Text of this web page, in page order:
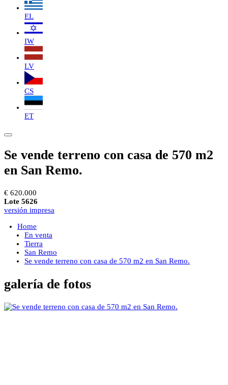
EL
IW
LV
CS
ET
Se vende terreno con casa de 570 m2
en San Remo.
€ 620.000
Lote 5626
versión impresa
Home
En venta
Tierra
San Remo
Se vende terreno con casa de 570 m2 en San Remo.
galería de fotos